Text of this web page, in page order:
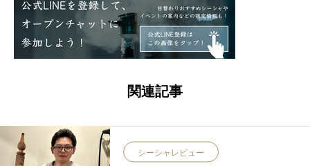
関連記事
シーシャレビュー